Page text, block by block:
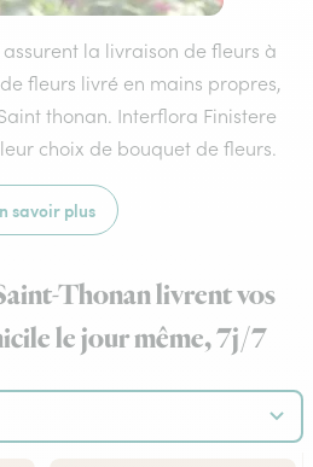
la livraison de fleurs à
fleurs livré en mains propres,
thonan. Interflora Finistere
choix de bouquet de fleurs.
savoir plus
Thonan livrent vos
le jour même, 7j/7